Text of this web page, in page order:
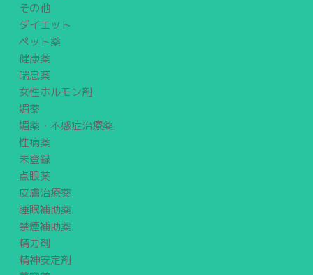
その他
ダイエット
ペット薬
健康薬
喘息薬
女性ホルモン剤
媚薬
媚薬・不感症治療薬
性病薬
未登録
点眼薬
皮膚治療薬
睡眠補助薬
禁煙補助薬
精力剤
精神安定剤